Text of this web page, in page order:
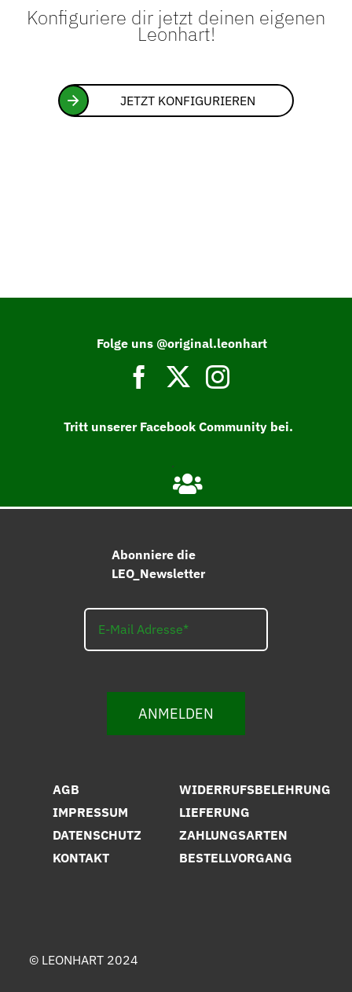
Konfiguriere dir jetzt deinen eigenen
Leonhart!
JETZT KONFIGURIEREN
Folge uns @original.leonhart
Tritt unserer Facebook Community bei.
Abonniere die
LEO_Newsletter
ANMELDEN
AGB
IMPRESSUM
DATENSCHUTZ
KONTAKT
WIDERRUFSBELEHRUNG
LIEFERUNG
ZAHLUNGSARTEN
BESTELLVORGANG
© LEONHART 2024